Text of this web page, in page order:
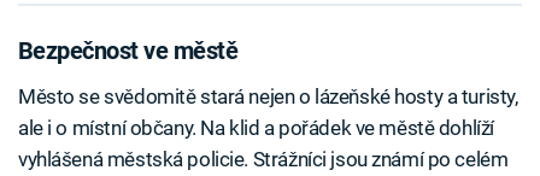
Bezpečnost ve městě
Město se svědomitě stará nejen o lázeňské hosty a turisty,
ale i o místní občany. Na klid a pořádek ve městě dohlíží
vyhlášená městská policie. Strážníci jsou známí po celém